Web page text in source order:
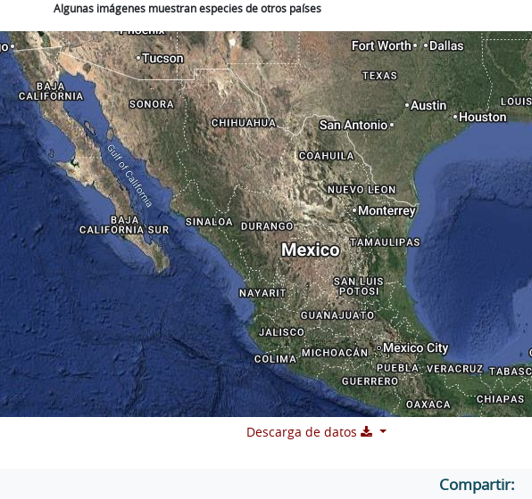
Algunas imágenes muestran especies de otros países
Descarga de datos
Compartir: